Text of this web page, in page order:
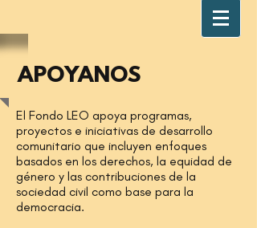
APOYANOS
El Fondo LEO apoya programas,
proyectos e iniciativas de desarrollo
comunitario que incluyen enfoques
basados ​​en los derechos, la equidad de
género y las contribuciones de la
sociedad civil como base para la
democracia.